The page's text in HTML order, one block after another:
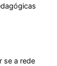
se a rede